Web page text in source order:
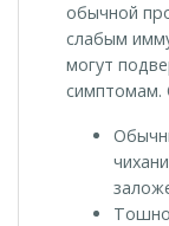
обычной
слабым
могут
симптомам.